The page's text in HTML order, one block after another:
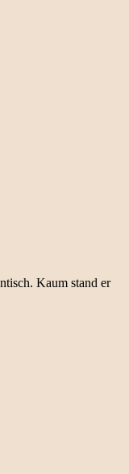
Kaum stand er